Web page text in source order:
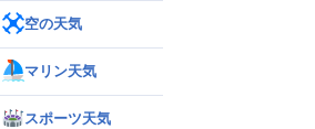
空の天気
マリン天気
スポーツ天気